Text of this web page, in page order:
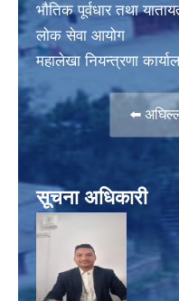
भाैतिक पूर्वधार तथा
लाेक सेवा आयोग
महालेखा नियन्त्रणा
⬅️
सूचना अधिकारी